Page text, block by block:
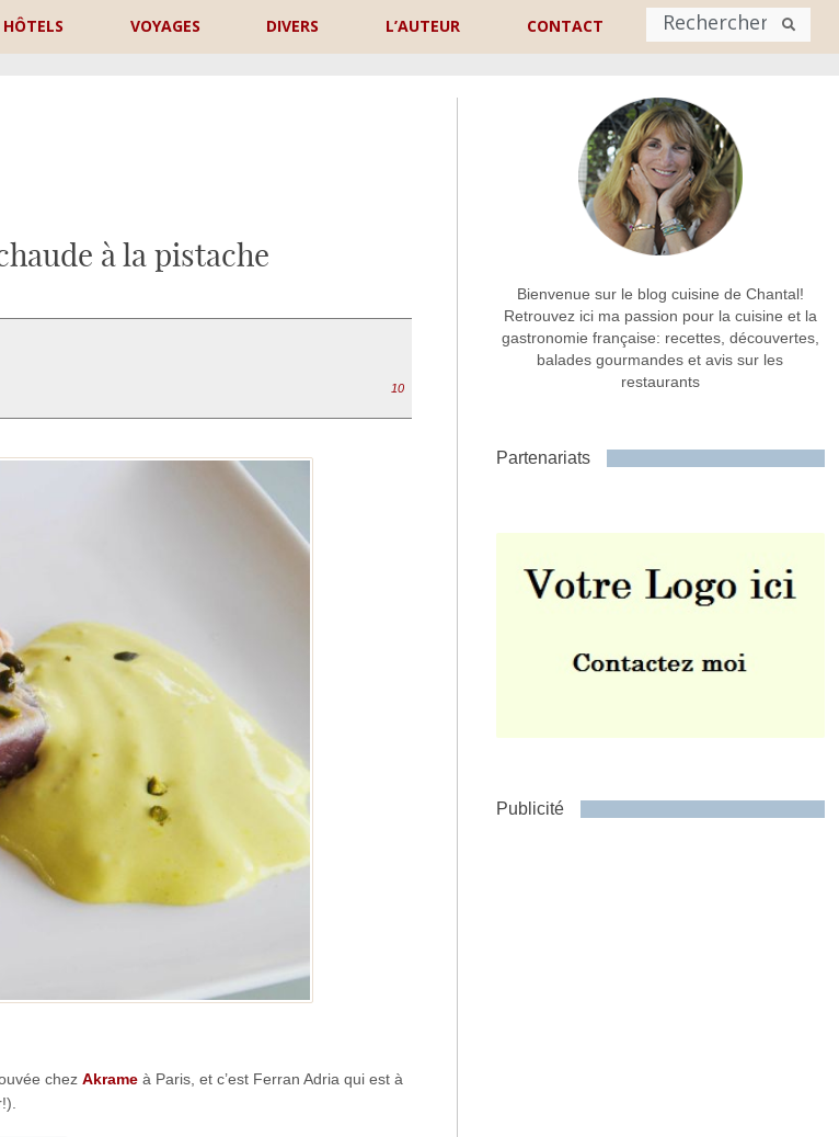
HÔTELS VOYAGES DIVERS L’AUTEUR CONTACT
Nom
Commentaire ou message *
à la pistache
10
chez Akrameà Paris, et c’est Ferran Adria qui est à
Bienvenue sur le blog cuisine de Chantal!
Retrouvez ici ma passion pour la cuisine et la
gastronomie française: recettes, découvertes,
balades gourmandes et avis sur les
restaurants
Partenariats
Publicité